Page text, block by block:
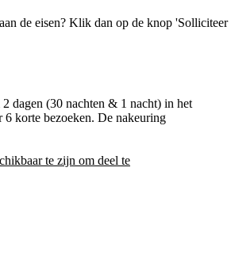
de eisen? Klik dan op de knop
dagen (30 nachten & 1 nacht) in het
korte bezoeken. De nakeuring
te zijn om deel te